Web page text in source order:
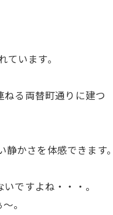
います。
る両替町通りに建つ
かさを体感できます。
ですよね・・・。
。